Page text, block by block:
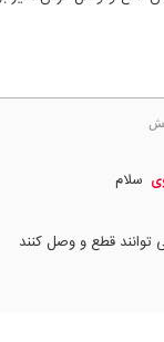
سلام
توانند قطع و وصل کنند